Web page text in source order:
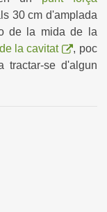
30 cm d'amplada
de la mida de la
la cavitat
, poc
tractar-se d'algun